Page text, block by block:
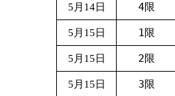
5月14日 4限
5月15日 1限
5月15日 2限
5月15日 3限